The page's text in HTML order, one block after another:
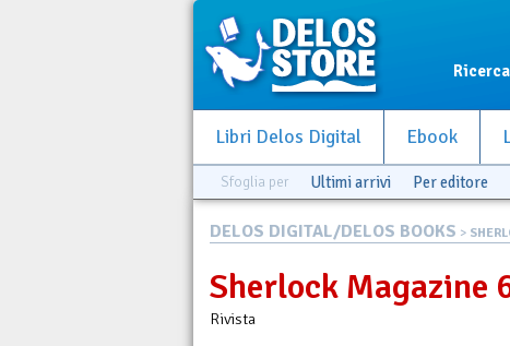
Ricerca
Libri Delos Digital Ebook
Sfoglia per Ultimi arrivi Per editore
DELOS DIGITAL/DELOS BOOKS >
Sherlock Magazine
Rivista